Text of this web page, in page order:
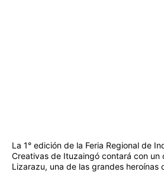
La 1° edición de la Feria Regional de
Creativas de Ituzaingó contará con un
Lizarazu, una de las grandes heroínas